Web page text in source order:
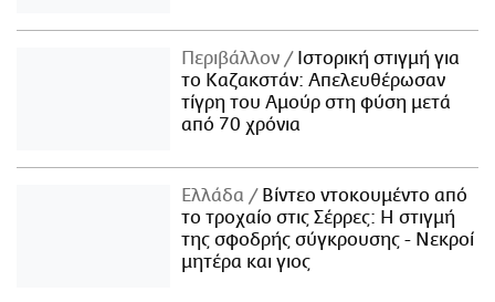
Περιβάλλον
Ιστορική στιγμή για
το Καζακστάν: Απελευθέρωσαν
τίγρη του Αμούρ στη φύση μετά
από 70 χρόνια
Ελλάδα
Βίντεο ντοκουμέντο από
το τροχαίο στις Σέρρες: Η στιγμή
της σφοδρής σύγκρουσης - Νεκροί
μητέρα και γιος